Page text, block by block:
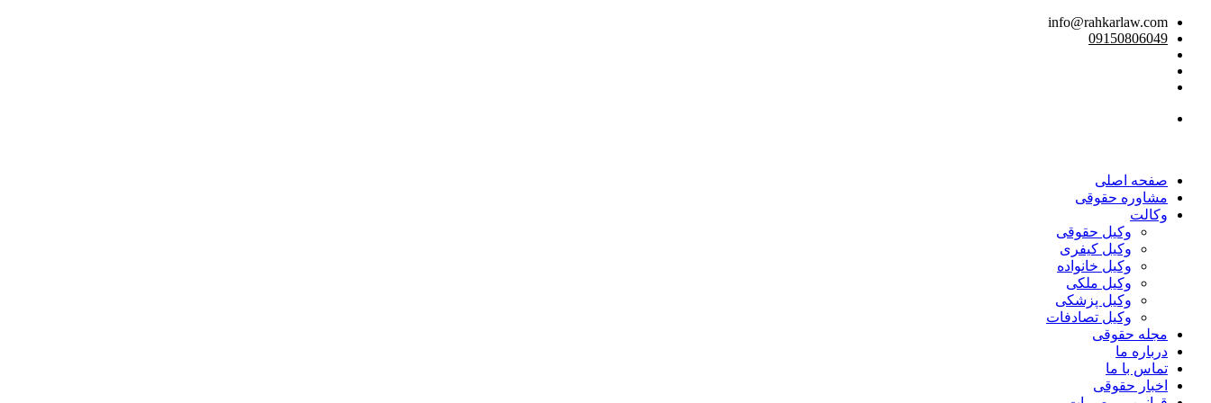
info@rahkarlaw.com
09150806049
صفحه اصلی
مشاوره حقوقی
وکالت
وکیل حقوقی
وکیل کیفری
وکیل خانواده
وکیل ملکی
وکیل پزشکی
وکیل تصادفات
مجله حقوقی
درباره ما
تماس با ما
اخبار حقوقی